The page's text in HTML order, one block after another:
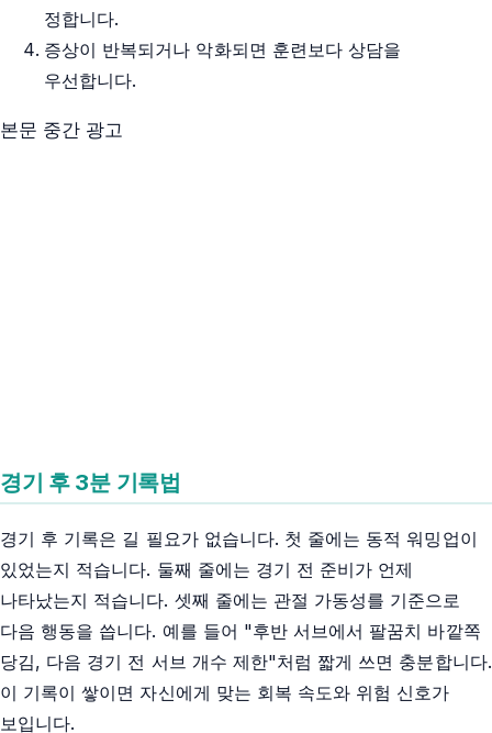
정합니다.
증상이 반복되거나 악화되면 훈련보다 상담을
우선합니다.
본문 중간 광고
경기 후 3분 기록법
경기 후 기록은 길 필요가 없습니다. 첫 줄에는 동적 워밍업이
있었는지 적습니다. 둘째 줄에는 경기 전 준비가 언제
나타났는지 적습니다. 셋째 줄에는 관절 가동성를 기준으로
다음 행동을 씁니다. 예를 들어 "후반 서브에서 팔꿈치 바깥쪽
당김, 다음 경기 전 서브 개수 제한"처럼 짧게 쓰면 충분합니다.
이 기록이 쌓이면 자신에게 맞는 회복 속도와 위험 신호가
보입니다.